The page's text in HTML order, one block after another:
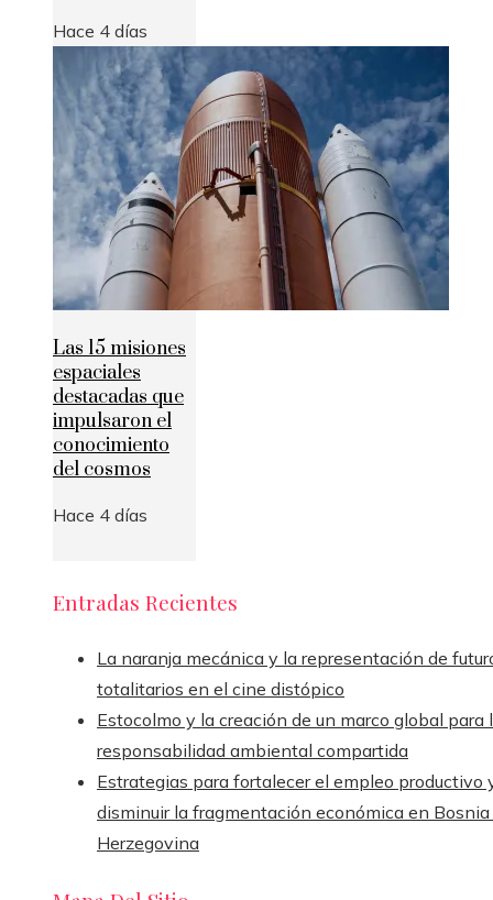
Hace 4 días
Las 15 misiones
espaciales
destacadas que
impulsaron el
conocimiento
del cosmos
Hace 4 días
Entradas Recientes
La naranja mecánica y la representación de
totalitarios en el cine distópico
Estocolmo y la creación de un marco global para
responsabilidad ambiental compartida
Estrategias para fortalecer el empleo productivo
disminuir la fragmentación económica en
Herzegovina